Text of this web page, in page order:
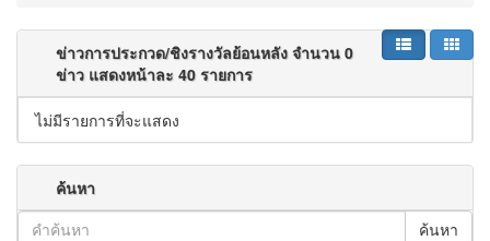
ข่าวการประกวด/ชิงรางวัลย้อนหลัง จำนวน 0
ข่าว แสดงหน้าละ 40 รายการ
ไม่มีรายการที่จะแสดง
ค้นหา
ค้นหา